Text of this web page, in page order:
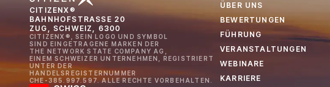
CITIZENX®
BAHNHOFSTRASSE 20
ZUG, SCHWEIZ, 6300
CITIZENX®, SEIN LOGO UND SYMBOL
SIND EINGETRAGENE MARKEN DER
THE NETWORK STATE COMPANY AG,
EINEM SCHWEIZER UNTERNEHMEN, REGISTRIERT
UNTER DER
HANDELSREGISTERNUMMER
CHE-385.997.597. ALLE RECHTE VORBEHALTEN.
ÜBER UNS
BEWERTUNGEN
FÜHRUNG
VERANSTALTUNGEN
WEBINARE
KARRIERE